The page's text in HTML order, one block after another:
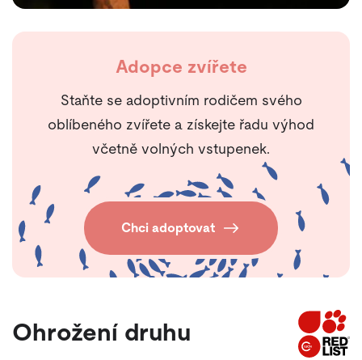
Adopce zvířete
Staňte se adoptivním rodičem svého
oblíbeného zvířete a získejte řadu výhod
včetně volných vstupenek.
Chci adoptovat
Ohrožení druhu